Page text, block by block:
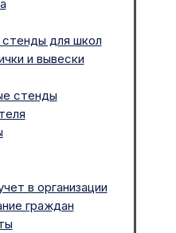
для школ
и вывески
стенды
в организации
граждан